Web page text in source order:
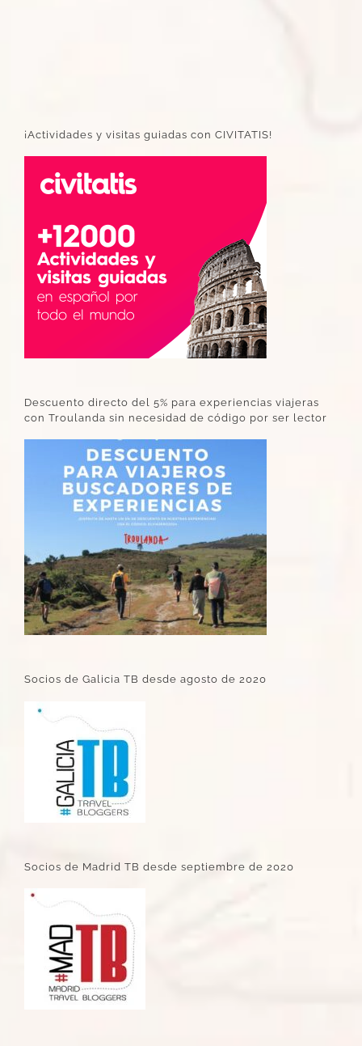
¡Actividades y visitas guiadas con CIVITATIS!
Descuento directo del 5% para experiencias viajeras
con Troulanda sin necesidad de código por ser lector
Socios de Galicia TB desde agosto de 2020
Socios de Madrid TB desde septiembre de 2020